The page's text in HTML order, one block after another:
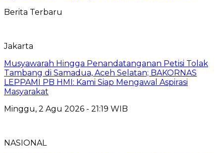
Berita Terbaru
Jakarta
Musyawarah Hingga Penandatanganan Petisi Tolak
Tambang di Samadua, Aceh Selatan; BAKORNAS
LEPPAMI PB HMI: Kami Siap Mengawal Aspirasi
Masyarakat
Minggu, 2 Agu 2026 - 21:19 WIB
NASIONAL